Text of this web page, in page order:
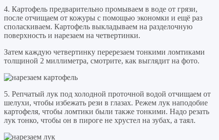
4. Картофель предварительно промываем в воде от грязи,
после отчищаем от кожуры с помощью экономки и ещё раз
споласкиваем. Картофель выкладываем на разделочную
поверхность и нарезаем на четвертинки.
Затем каждую четвертинку перерезаем тонкими ломтиками
толщиной 2 миллиметра, смотрите, как выглядит на фото.
5. Репчатый лук под холодной проточной водой отчищаем от
шелухи, чтобы избежать рези в глазах. Режем лук наподобие
картофеля, чтобы ломтики были также тонкими. Надо резать
лук тонко, чтобы он в пироге не хрустел на зубах, а таял.